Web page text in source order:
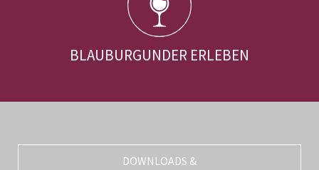
BLAUBURGUNDER ERLEBEN
DOWNLOADS &